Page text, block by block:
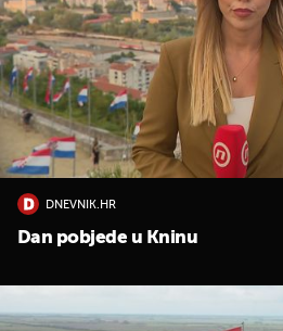
DNEVNIK.HR
Dan pobjede u Kninu